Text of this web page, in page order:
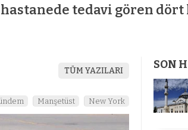
tedavi gören
TÜM YAZILARI
Manşetüst New York
SON